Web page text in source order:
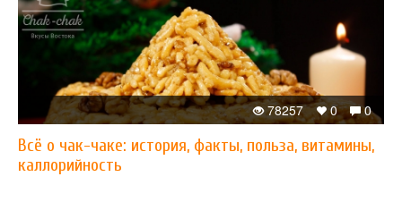
0
0
78257
Всё о чак-чаке: история, факты, польза, витамины,
каллорийность